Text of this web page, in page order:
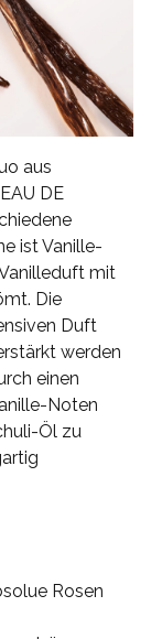
aus
DE
ist Vanille-
mit
Die
Duft
werden
einen
Noten
Öl zu
Rosen